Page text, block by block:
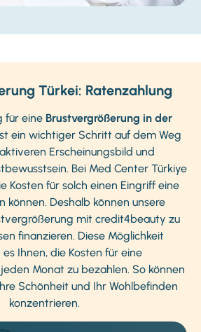
Türkei: Ratenzahlung
für eine Brustvergrößerung in der
ein wichtiger Schritt auf dem Weg
Erscheinungsbild und
Bei Med Center Türkiye
Kosten für solch einen Eingriff eine
können. Deshalb können unsere
mit credit4beauty zu
finanzieren. Diese Möglichkeit
Ihnen, die Kosten für eine
Monat zu bezahlen. So können
Schönheit und Ihr Wohlbefinden
konzentrieren.